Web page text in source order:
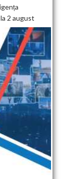
2 august